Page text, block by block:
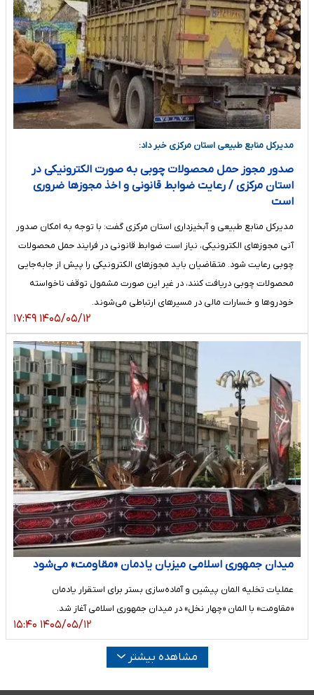
مدیرکل منابع طبیعی استان مرکزی خبر داد:
صدور مجوز حمل محصولات چوبی به صورت الکترونیکی در
استان مرکزی / رعایت ضوابط قانونی و اخذ مجوزها ضروری
است
مدیرکل منابع طبیعی و آبخیزداری استان مرکزی گفت: با توجه به امکان صدور
آنی مجوزهای الکترونیکی، نیاز است ضوابط قانونی در فرایند حمل محصولات
چوبی رعایت شود. متقاضیان باید مجوزهای الکترونیکی را پیش از جابه‌جایی
محصولات چوبی دریافت کنند، در غیر این صورت مشمول توقف ناخواسته
خودروها و خسارات مالی در مسیرهای ارتباطی می‌شوند.
۱۴۰۵/۰۵/۱۲ ۱۷:۴۹
میدان جمهوری اسلامی میزبان یادمان «مقاومت» می‌شود
عملیات تخلیه المان پیشین و آماده‌سازی بستر برای استقرار یادمان
«مقاومت» با المان «چهار نخل» در میدان جمهوری اسلامی آغاز شد.
۱۴۰۵/۰۵/۱۲ ۱۵:۴۰
مشاهده بیشتر